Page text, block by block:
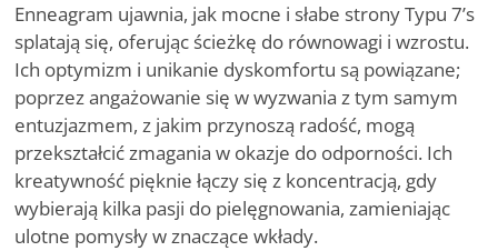
Enneagram ujawnia, jak mocne i słabe strony Typu 7’s
splatają się, oferując ścieżkę do równowagi i wzrostu.
Ich optymizm i unikanie dyskomfortu są powiązane;
poprzez angażowanie się w wyzwania z tym samym
entuzjazmem, z jakim przynoszą radość, mogą
przekształcić zmagania w okazje do odporności. Ich
kreatywność pięknie łączy się z koncentracją, gdy
wybierają kilka pasji do pielęgnowania, zamieniając
ulotne pomysły w znaczące wkłady.